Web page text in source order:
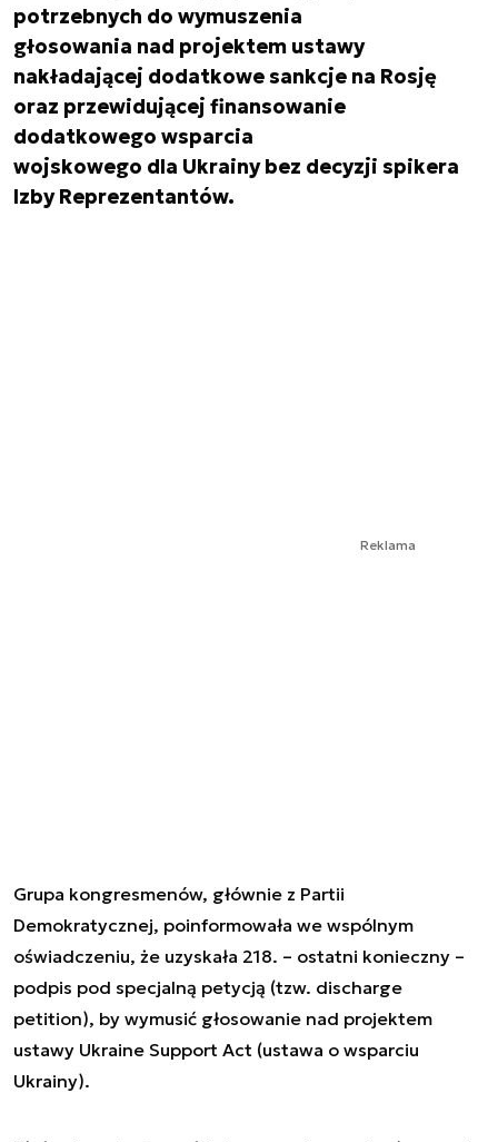
potrzebnych do wymuszenia
głosowania nad projektem ustawy
nakładającej dodatkowe sankcje na Rosję
oraz przewidującej finansowanie
dodatkowego wsparcia
wojskowego dla Ukrainy bez decyzji spikera
Izby Reprezentantów.
Reklama
Grupa kongresmenów, głównie z Partii
Demokratycznej, poinformowała we wspólnym
oświadczeniu, że uzyskała 218. – ostatni konieczny –
podpis pod specjalną petycją (tzw. discharge
petition), by wymusić głosowanie nad projektem
ustawy Ukraine Support Act (ustawa o wsparciu
Ukrainy).